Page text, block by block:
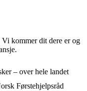
kommer dit dere er og
– over hele landet
Førstehjelpsråd